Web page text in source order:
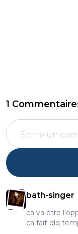
1
bath-singer
ca va être
ca fait qlq